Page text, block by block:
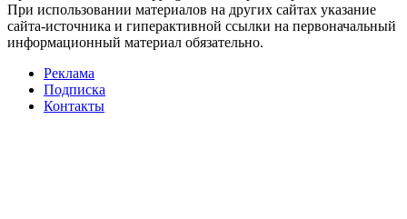
При использовании материалов на других сайтах указание
сайта-источника и гиперактивной ссылки на первоначальный
информационный материал обязательно.
Реклама
Подписка
Контакты